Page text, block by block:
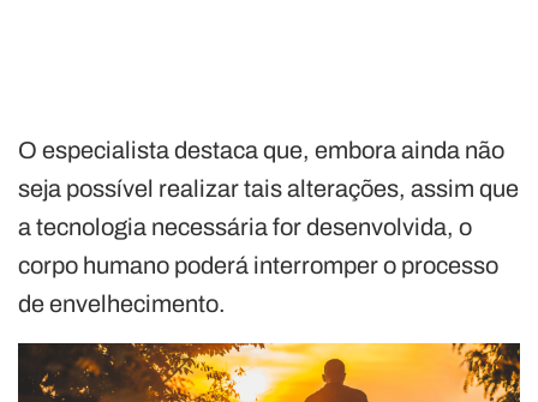
O especialista destaca que, embora ainda não
seja possível realizar tais alterações, assim que
a tecnologia necessária for desenvolvida, o
corpo humano poderá interromper o processo
de envelhecimento.